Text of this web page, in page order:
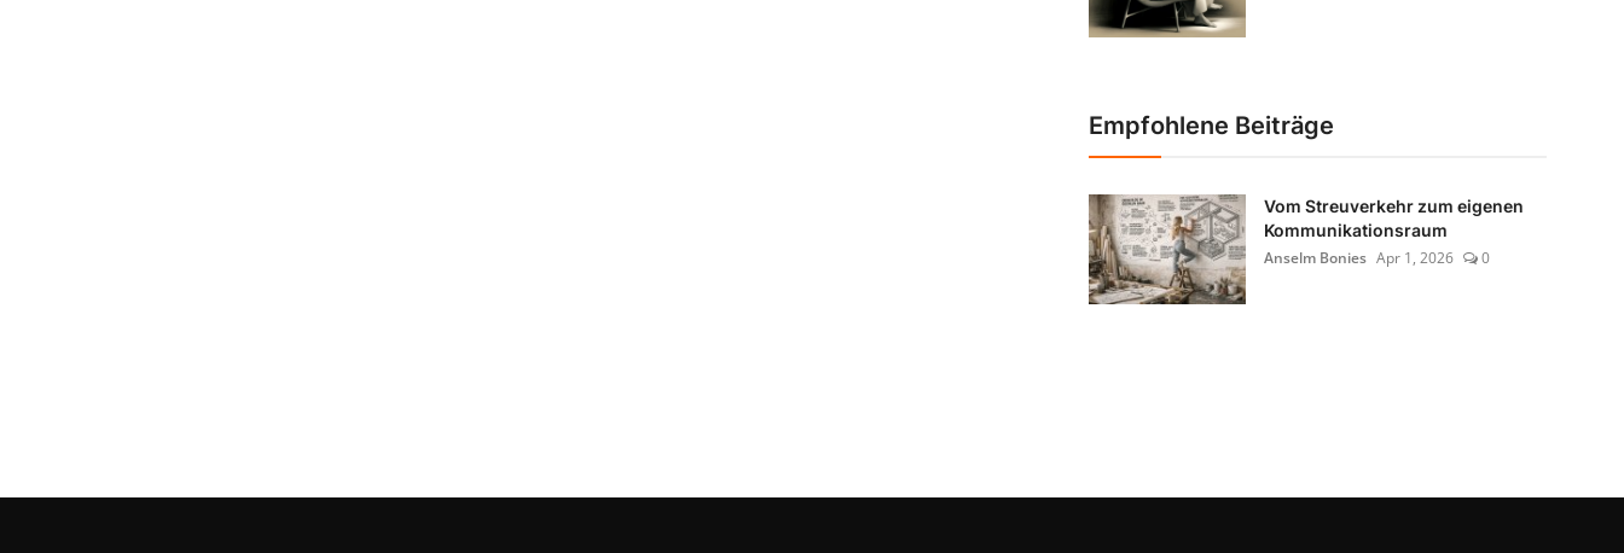
Empfohlene Beiträge
Vom Streuverkehr zum eigenen
Kommunikationsraum
Anselm Bonies Apr 1, 2026 0